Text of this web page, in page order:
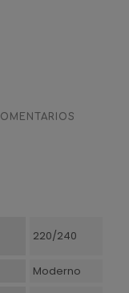
220/240
Moderno